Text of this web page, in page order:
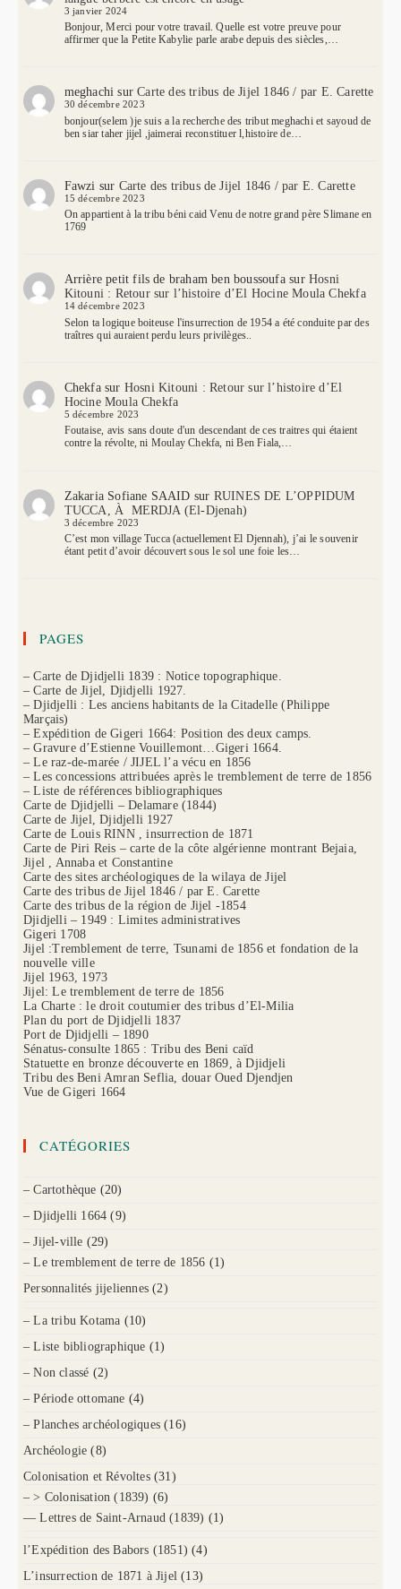
3 janvier 2024
Bonjour, Merci pour votre travail. Quelle est votre preuve pour
affirmer que la Petite Kabylie parle arabe depuis des siècles,…
meghachi surCarte des tribus de Jijel 1846 / par E. Carette
30 décembre 2023
bonjour(selem )je suis a la recherche des tribut meghachi et sayoud de
ben siar taher jijel ,jaimerai reconstituer l,histoire de…
Fawzi sur Carte des tribus de Jijel 1846 / par E. Carette
15 décembre 2023
On appartient à la tribu béni caid Venu de notre grand père Slimane en
1769
Arrière petit fils de braham ben boussoufasur Hosni
Kitouni : Retour sur l’histoire d’El Hocine Moula Chekfa
14 décembre 2023
Selon ta logique boiteuse l'insurrection de 1954 a été conduite par des
traîtres qui auraient perdu leurs privilèges..
Chekfasur Hosni Kitouni : Retour sur l’histoire d’El
Hocine Moula Chekfa
5 décembre 2023
Foutaise, avis sans doute d'un descendant de ces traitres qui étaient
contre la révolte, ni Moulay Chekfa, ni Ben Fiala,…
Zakaria Sofiane SAAID sur RUINES DE L’OPPIDUM
TUCCA, À MERDJA (El-Djenah)
3 décembre 2023
C’est mon village Tucca (actuellement El Djennah), j’ai le souvenir
étant petit d’avoir découvert sous le sol une foie les…
PAGES
– Carte de Djidjelli 1839 : Notice topographique.
– Carte de Jijel, Djidjelli 1927.
– Djidjelli : Les anciens habitants de la Citadelle (Philippe
Marçais)
– Expédition de Gigeri 1664: Position des deux camps.
– Gravure d’Estienne Vouillemont…Gigeri 1664.
– Le raz-de-marée / JIJEL l’a vécu en 1856
– Les concessions attribuées après le tremblement de terre de 1856
– Liste de références bibliographiques
Carte de Djidjelli – Delamare (1844)
Carte de Jijel, Djidjelli 1927
Carte de Louis RINN , insurrection de 1871
Carte de Piri Reis – carte de la côte algérienne montrant Bejaia,
Jijel , Annaba et Constantine
Carte des sites archéologiques de la wilaya de Jijel
Carte des tribus de Jijel 1846 / par E. Carette
Carte des tribus de la région de Jijel -1854
Djidjelli – 1949 : Limites administratives
Gigeri 1708
Jijel :Tremblement de terre, Tsunami de 1856 et fondation de la
nouvelle ville
Jijel 1963, 1973
Jijel: Le tremblement de terre de 1856
La Charte : le droit coutumier des tribus d’El-Milia
Plan du port de Djidjelli 1837
Port de Djidjelli – 1890
Sénatus-consulte 1865 : Tribu des Beni caïd
Statuette en bronze découverte en 1869, à Djidjeli
Tribu des Beni Amran Seflia, douar Oued Djendjen
Vue de Gigeri 1664
CATÉGORIES
– Cartothèque (20)
– Djidjelli 1664 (9)
– Jijel-ville (29)
– Le tremblement de terre de 1856 (1)
Personnalités jijeliennes (2)
– La tribu Kotama (10)
– Liste bibliographique (1)
– Non classé (2)
– Période ottomane (4)
– Planches archéologiques (16)
Archéologie (8)
Colonisation et Révoltes (31)
– > Colonisation (1839) (6)
— Lettres de Saint-Arnaud (1839) (1)
l’Expédition des Babors (1851) (4)
L’insurrection de 1871 à Jijel (13)